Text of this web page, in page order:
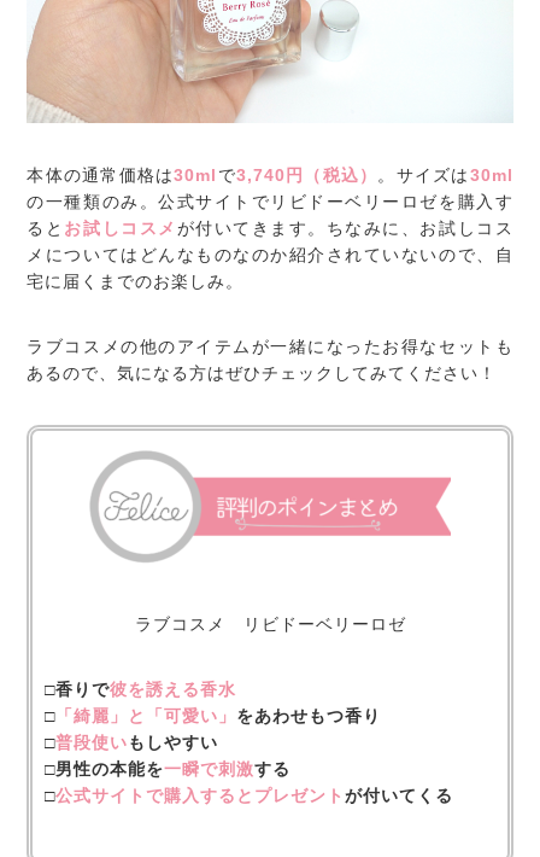
本体の通常価格は30ml で3,740円（税込） 。サイズは30ml
の一種類のみ。公式サイトでリビドーベリーロゼを購入す
ると お試しコスメ が付いてきます。ちなみに、お試しコス
メについてはどんなものなのか紹介されていないので、自
宅に届くまでのお楽しみ。
ラブコスメの他のアイテムが一緒になったお得なセットも
あるので、気になる方はぜひチェックしてみてください！
ラブコスメ リビドーベリーロゼ
□香りで彼を誘える香水
□ 「綺麗」と「可愛い」 をあわせもつ香り
□普段使いもしやすい
□男性の本能を一瞬で刺激する
□公式サイトで購入するとプレゼントが付いてくる